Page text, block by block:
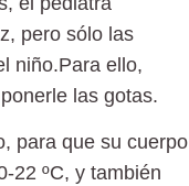
pero sólo las
niño.Para ello,
las gotas.
para que su cuerpo
22 ºC, y también